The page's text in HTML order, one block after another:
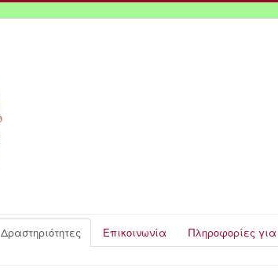
Δραστηριότητες Επικοινωνία Πληροφορίες